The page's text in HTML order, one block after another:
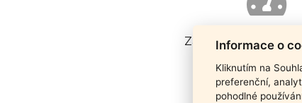
Záruka funkčnosti
Informace o
Kliknutím na
preferenční,
pohodlné